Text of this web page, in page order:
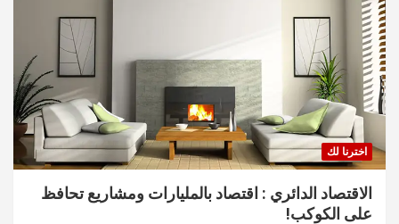
اخترنا لك
الاقتصاد الدائري : اقتصاد بالمليارات ومشاريع تحافظ
على الكوكب!